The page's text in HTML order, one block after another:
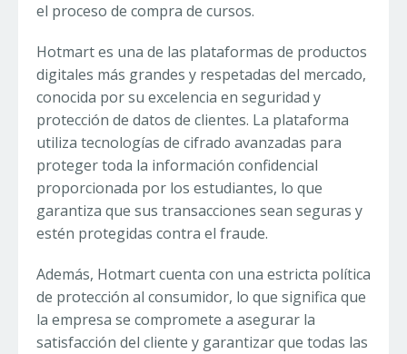
el proceso de compra de cursos.
Hotmart es una de las plataformas de productos
digitales más grandes y respetadas del mercado,
conocida por su excelencia en seguridad y
protección de datos de clientes. La plataforma
utiliza tecnologías de cifrado avanzadas para
proteger toda la información confidencial
proporcionada por los estudiantes, lo que
garantiza que sus transacciones sean seguras y
estén protegidas contra el fraude.
Además, Hotmart cuenta con una estricta política
de protección al consumidor, lo que significa que
la empresa se compromete a asegurar la
satisfacción del cliente y garantizar que todas las